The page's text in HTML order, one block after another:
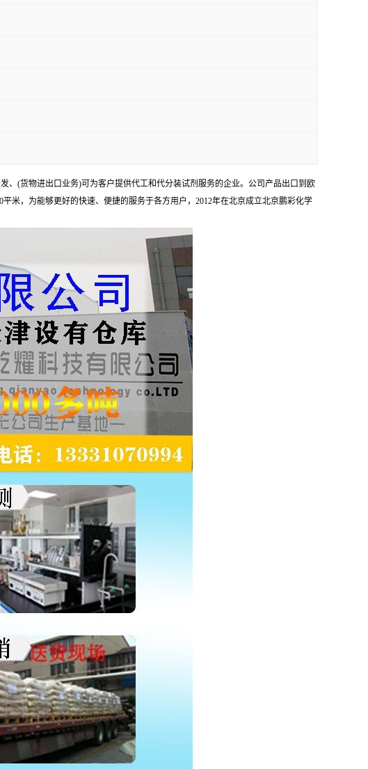
(货物进出口业务)可为客户提供代工和代分装试剂服务的企业。公司产品出口到欧
米，为能够更好的快速、便捷的服务于各方用户，2012年在北京成立北京鹏彩化学